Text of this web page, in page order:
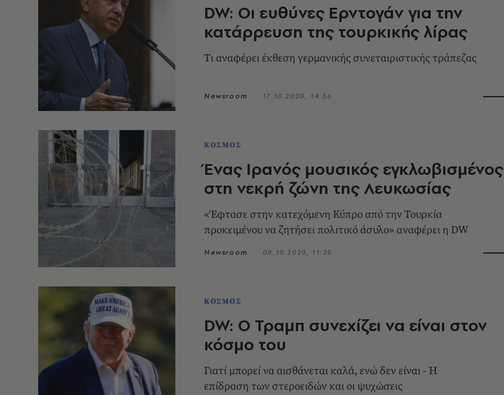
DW: Οι ευθύνες Ερντογάν για την
κατάρρευση της τουρκικής λίρας
Tι αναφέρει έκθεση γερμανικής συνεταιριστικής τράπεζας
Newsroom 17.10.2020, 14:56
ΚΟΣΜΟΣ
Ένας Ιρανός μουσικός εγκλωβισμένος
στη νεκρή ζώνη της Λευκωσίας
«Έφτασε στην κατεχόμενη Κύπρο από την Τουρκία
προκειμένου να ζητήσει πολιτικό άσυλο» αναφέρει η DW
Newsroom 08.10.2020, 11:25
ΚΟΣΜΟΣ
DW: Ο Τραμπ συνεχίζει να είναι στον
κόσμο του
Γιατί μπορεί να αισθάνεται καλά, ενώ δεν είναι - H
επίδραση των στεροειδών και οι ψυχώσεις